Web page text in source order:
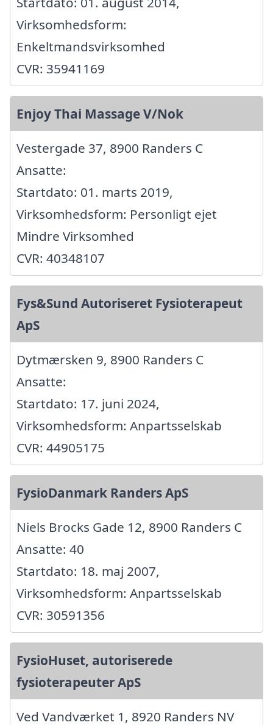
Virksomhedsform:
Enkeltmandsvirksomhed
CVR: 35941169
Enjoy Thai Massage V/Nok
Vestergade 37, 8900 Randers C
Ansatte:
Startdato: 01. marts 2019,
Virksomhedsform: Personligt ejet
Mindre Virksomhed
CVR: 40348107
Fys&Sund Autoriseret Fysioterapeut
ApS
Dytmærsken 9, 8900 Randers C
Ansatte:
Startdato: 17. juni 2024,
Virksomhedsform: Anpartsselskab
CVR: 44905175
FysioDanmark Randers ApS
Niels Brocks Gade 12, 8900 Randers C
Ansatte: 40
Startdato: 18. maj 2007,
Virksomhedsform: Anpartsselskab
CVR: 30591356
FysioHuset, autoriserede
fysioterapeuter ApS
Ved Vandværket 1, 8920 Randers NV